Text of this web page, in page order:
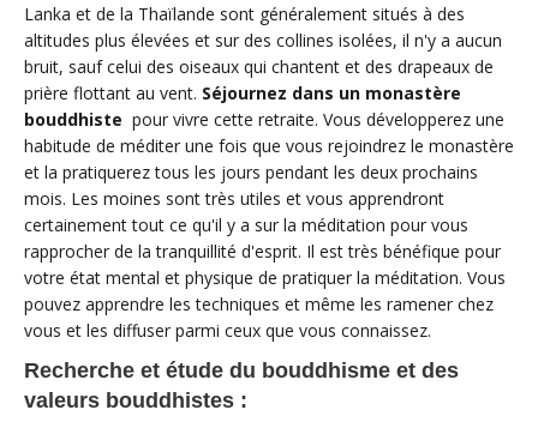
Lanka et de la Thaïlande sont généralement situés à des
altitudes plus élevées et sur des collines isolées, il n'y a aucun
bruit, sauf celui des oiseaux qui chantent et des drapeaux de
prière flottant au vent. Séjournez dans un monastère
bouddhiste pour vivre cette retraite. Vous développerez une
habitude de méditer une fois que vous rejoindrez le monastère
et la pratiquerez tous les jours pendant les deux prochains
mois. Les moines sont très utiles et vous apprendront
certainement tout ce qu'il y a sur la méditation pour vous
rapprocher de la tranquillité d'esprit. Il est très bénéfique pour
votre état mental et physique de pratiquer la méditation. Vous
pouvez apprendre les techniques et même les ramener chez
vous et les diffuser parmi ceux que vous connaissez.
Recherche et étude du bouddhisme et des
valeurs bouddhistes :